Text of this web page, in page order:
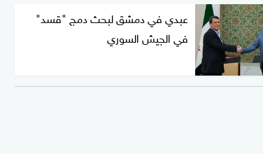
عبدي في دمشق لبحث دمج "قسد"
في الجيش السوري